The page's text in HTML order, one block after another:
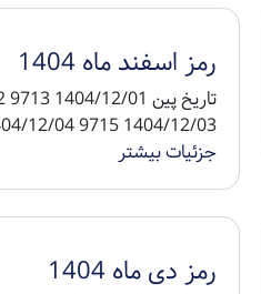
رمز اسفند ماه 1404
1404/12/03 9715 1404/12/04 9708 1404/12/05 ...
جزئیات بیشتر
رمز دی ماه 1404